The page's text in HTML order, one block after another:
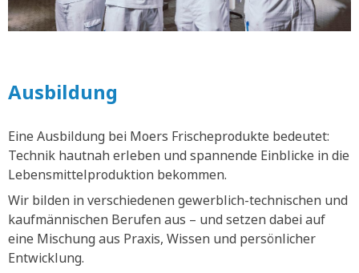
Ausbildung
Eine Ausbildung bei Moers Frischeprodukte bedeutet:
Technik hautnah erleben und spannende Einblicke in die
Lebensmittelproduktion bekommen.
Wir bilden in verschiedenen gewerblich-technischen und
kaufmännischen Berufen aus – und setzen dabei auf
eine Mischung aus Praxis, Wissen und persönlicher
Entwicklung.